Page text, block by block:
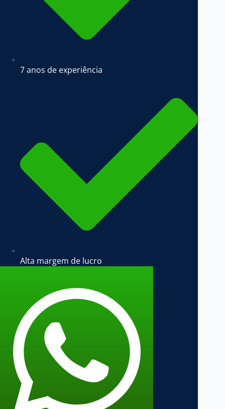
7 anos de experiência
Alta margem de lucro